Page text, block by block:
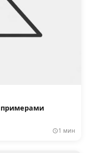
примерами
1 мин